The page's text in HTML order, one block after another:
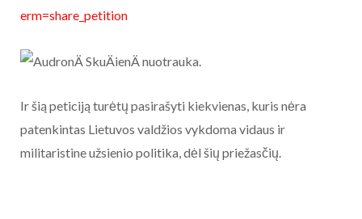
erm=share_petition
Ir šią peticiją turėtų pasirašyti kiekvienas, kuris nėra
patenkintas Lietuvos valdžios vykdoma vidaus ir
militaristine užsienio politika, dėl šių priežasčių.